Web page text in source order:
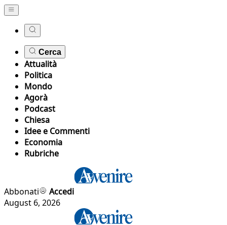
Cerca
Attualità
Politica
Mondo
Agorà
Podcast
Chiesa
Idee e Commenti
Economia
Rubriche
Abbonati
Accedi
August 6, 2026